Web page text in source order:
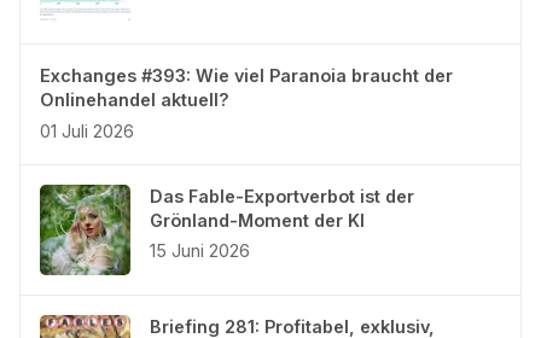
Exchanges #393: Wie viel Paranoia braucht der
Onlinehandel aktuell?
01 Juli 2026
Das Fable-Exportverbot ist der
Grönland-Moment der KI
15 Juni 2026
Briefing 281: Profitabel, exklusiv,